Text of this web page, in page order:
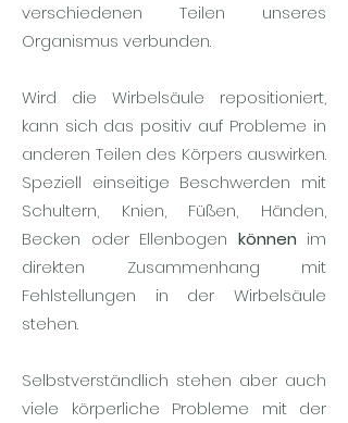
verschiedenen Teilen unseres
Organismus verbunden.
Wird die Wirbelsäule repositioniert,
kann sich das positiv auf Probleme in
anderen Teilen des Körpers auswirken.
Speziell einseitige Beschwerden mit
Schultern, Knien, Füßen, Händen,
Becken oder Ellenbogen können im
direkten Zusammenhang mit
Fehlstellungen in der Wirbelsäule
stehen.
Selbstverständlich stehen aber auch
viele körperliche Probleme mit der